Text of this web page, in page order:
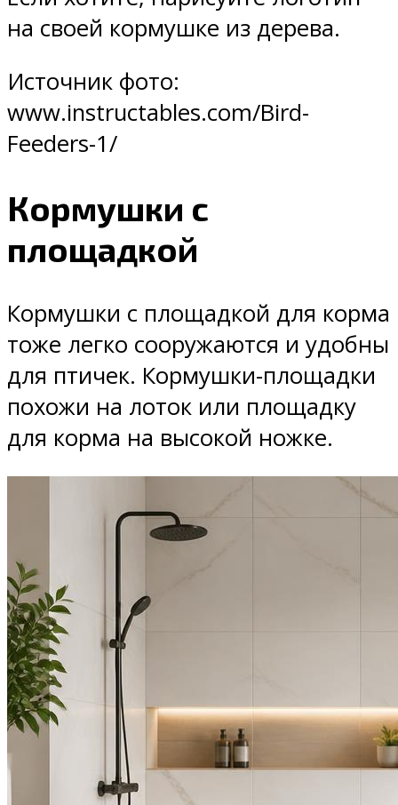
на своей кормушке из дерева.
Источник фото:
www.instructables.com/Bird-
Feeders-1/
Кормушки с
площадкой
Кормушки с площадкой для корма
тоже легко сооружаются и удобны
для птичек. Кормушки-площадки
похожи на лоток или площадку
для корма на высокой ножке.